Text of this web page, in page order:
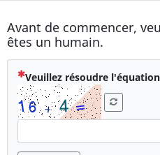
Avant de commencer,
êtes un humain.
Veuillez résoudre